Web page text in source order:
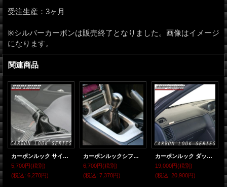
受注生産：3ヶ月
※シルバーカーボンは販売終了となりました。画像はイメージ
になります。
関連商品
カーボンルック サイドブレーキブーツカバー スカイライン BNR34
5,700円(税別)
(税込: 6,270円)
カーボンルックシフトブーツ スカイライン GT-R BNR34
6,700円(税別)
(税込: 7,370円)
カーボンルック ダッシュマット スカイライン R34
19,000円(税別)
(税込: 20,900円)